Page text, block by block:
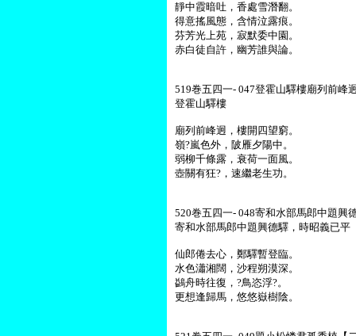
靜中霞暗吐，香處雪潛翻。
得意搖風態，含情泣露痕。
芬芳光上苑，寂默委中園。
赤白徒自許，幽芳誰與論。
519巻五四一- 047登霍山驛樓廟列前
登霍山驛樓
廟列前峰迥，樓開四望窮。
嶺?嵐色外，陂雁夕陽中。
弱柳千條露，衰荷一面風。
壺關有狂?，速繼老生功。
520巻五四一- 048寄和水部馬郎中題
寄和水部馬郎中題興德驛，時昭義已平
仙郎倦去心，鄭驛暫登臨。
水色瀟湘闊，沙程朔漠深。
鷁舟時往復，?鳥恣浮?。
更想逢歸馬，悠悠嶽樹陰。